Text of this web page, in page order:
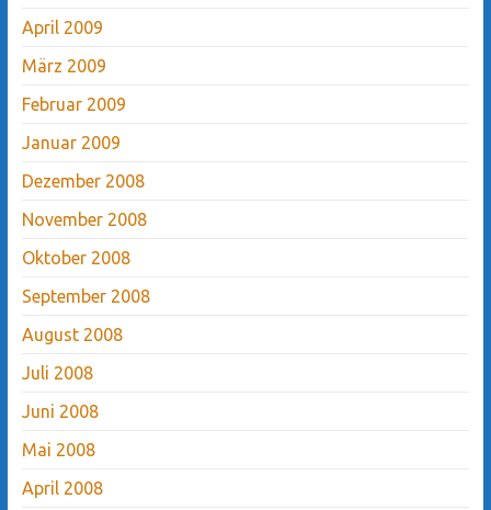
April 2009
März 2009
Februar 2009
Januar 2009
Dezember 2008
November 2008
Oktober 2008
September 2008
August 2008
Juli 2008
Juni 2008
Mai 2008
April 2008